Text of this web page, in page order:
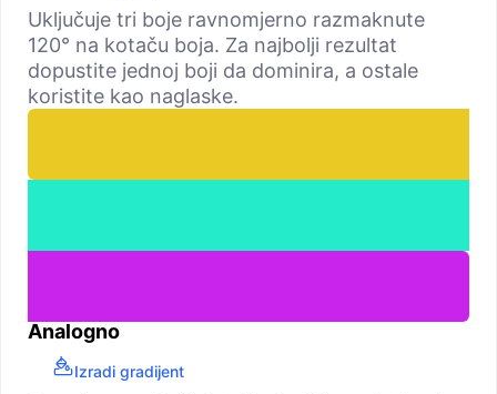
Uključuje tri boje ravnomjerno razmaknute
120° na kotaču boja. Za najbolji rezultat
dopustite jednoj boji da dominira, a ostale
koristite kao naglaske.
Analogno
Izradi gradijent